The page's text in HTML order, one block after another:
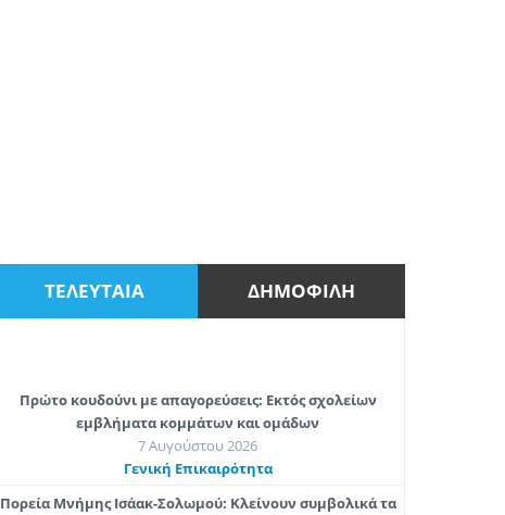
ΤΕΛΕΥΤΑΙΑ ΔΗΜΟΦΙΛΗ
Πρώτο κουδούνι με απαγορεύσεις: Εκτός σχολείων
εμβλήματα κομμάτων και ομάδων
7 Αυγούστου 2026
Γενική Επικαιρότητα
Πορεία Μνήμης Ισάακ-Σολωμού: Κλείνουν συμβολικά τα